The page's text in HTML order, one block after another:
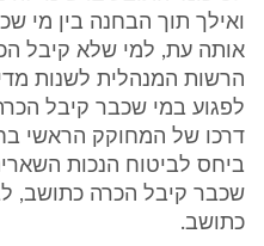
ואילך תוך הבחנה בין מי
אותה עת, למי שלא קיבל
הרשות המנהלית לשנות
לפגוע במי שכבר קיבל
ביחס לביטוח הנכות
שכבר קיבל הכרה כתושב,
כתושב.